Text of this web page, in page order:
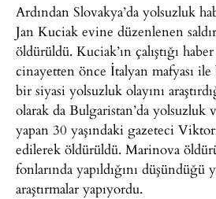
Ardından Slovakya’da yolsuzluk
Jan Kuciak evine düzenlenen
öldürüldü. Kuciak’ın çalıştığı
cinayetten önce İtalyan mafyası ile
bir siyasi yolsuzluk olayını
olarak da Bulgaristan’da yolsuzluk
yapan 30 yaşındaki gazeteci
edilerek öldürüldü. Marinova
fonlarında yapıldığını
araştırmalar yapıyordu.